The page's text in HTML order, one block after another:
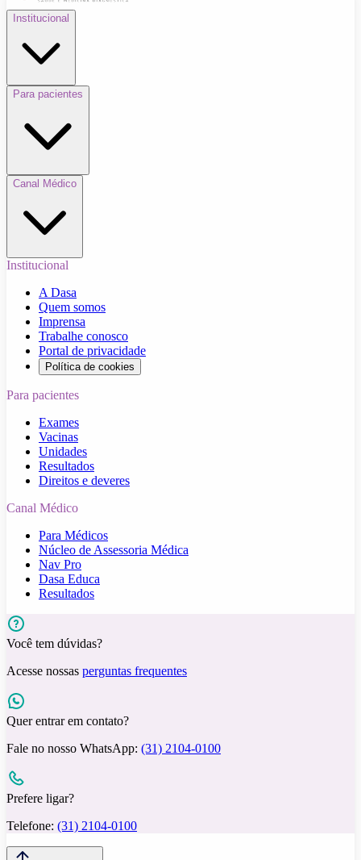
Institucional
Para pacientes
Canal Médico
Institucional
A Dasa
Quem somos
Imprensa
Trabalhe conosco
Portal de privacidade
Política de cookies
Para pacientes
Exames
Vacinas
Unidades
Resultados
Direitos e deveres
Canal Médico
Para Médicos
Núcleo de Assessoria Médica
Nav Pro
Dasa Educa
Resultados
Você tem dúvidas?
Acesse nossas perguntas frequentes
Quer entrar em contato?
Fale no nosso WhatsApp: (31) 2104-0100
Prefere ligar?
Telefone: (31) 2104-0100